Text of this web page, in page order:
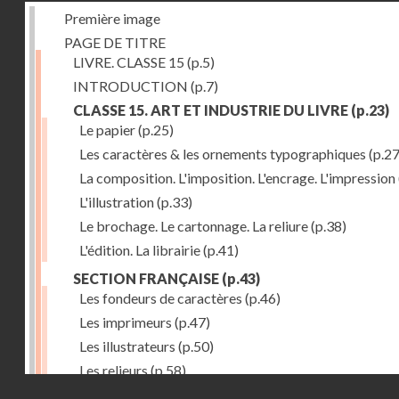
Première image
PAGE DE TITRE
LIVRE. CLASSE 15 (p.5)
INTRODUCTION (p.7)
CLASSE 15. ART ET INDUSTRIE DU LIVRE (p.23)
Le papier(p.25)
Les caractères & les ornements typographiques
La composition. L'imposition. L'encrage. L'impression
L'illustration(p.33)
Le brochage. Le cartonnage. La reliure(p.38)
L'édition. La librairie(p.41)
SECTION FRANÇAISE (p.43)
Les fondeurs de caractères (p.46)
Les imprimeurs (p.47)
Les illustrateurs (p.50)
Les relieurs (p.58)